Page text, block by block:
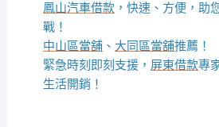
鳳山汽車借款，快速、方便，助
戰！
中山區當舖、 大同區當舖推薦！
緊急時刻即刻支援， 屏東借款專
生活開銷！